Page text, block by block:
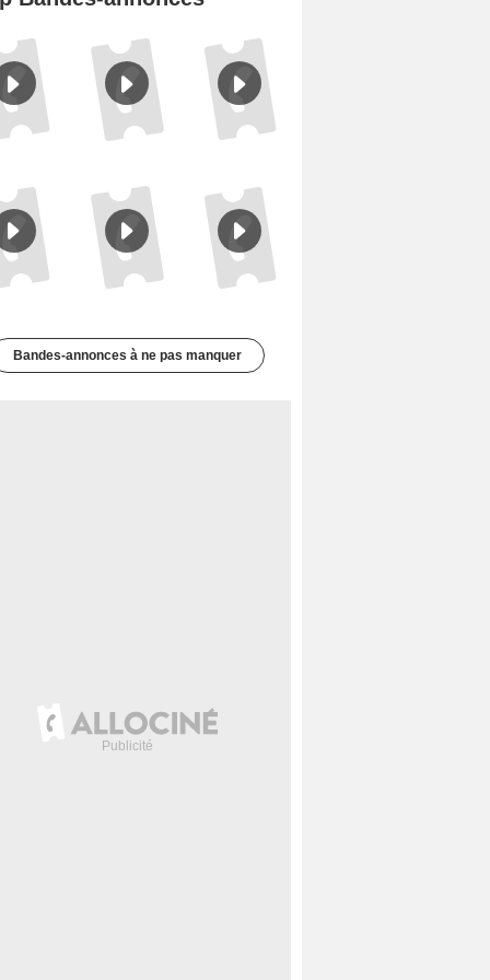
Spider-Man: Brand New Day Bande-annonce VO STFR L'Odyssée Bande-annonce VO STFR
Bandes-annonces à ne pas manquer